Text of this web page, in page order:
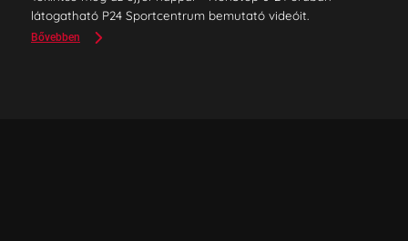
látogatható P24 Sportcentrum bemutató videóit.
Bővebben